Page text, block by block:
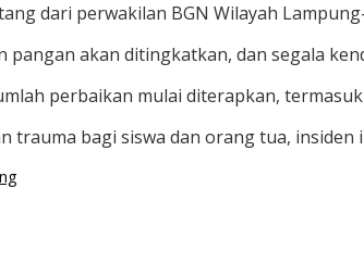
dari perwakilan BGN Wilayah
pangan akan ditingkatkan, dan segala
perbaikan mulai diterapkan,
trauma bagi siswa dan orang tua,